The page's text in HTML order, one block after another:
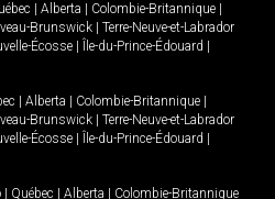
Alberta Colombie-Britannique
Brunswick
Terre-Neuve-et-Labrador
Écosse Île-du-Prince-Édouard
Alberta Colombie-Britannique
Brunswick
Terre-Neuve-et-Labrador
Écosse Île-du-Prince-Édouard
Québec Alberta
Colombie-Britannique